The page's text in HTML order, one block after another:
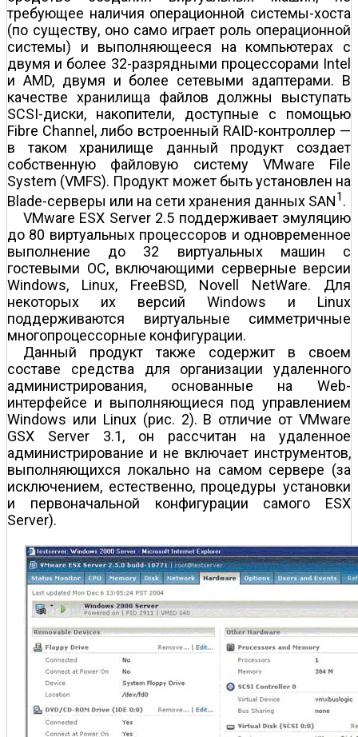
требующее наличия операционной системы-хоста
(по существу, оно само играет роль операционной
системы) и выполняющееся на компьютерах с
двумя и более 32-разрядными процессорами Intel
и AMD, двумя и более сетевыми адаптерами. В
качестве хранилища файлов должны выступать
SCSI-диски, накопители, доступные с помощью
Fibre Channel, либо встроенный RAID-контроллер —
в таком хранилище данный продукт создает
собственную файловую систему VMware File
System (VMFS). Продукт может быть установлен на
Blade-серверы или на сети хранения данных SAN1 .
VMware ESX Server 2.5 поддерживает эмуляцию
до 80 виртуальных процессоров и одновременное
выполнение до 32 виртуальных машин с
гостевыми ОС, включающими серверные версии
Windows, Linux, FreeBSD, Novell NetWare. Для
некоторых их версий Windows и Linux
поддерживаются виртуальные симметричные
многопроцессорные конфигурации.
Данный продукт также содержит в своем
составе средства для организации удаленного
администрирования, основанные на Web-
интерфейсе и выполняющиеся под управлением
Windows или Linux (рис. 2). В отличие от VMware
GSX Server 3.1, он рассчитан на удаленное
администрирование и не включает инструментов,
выполняющихся локально на самом сервере (за
исключением, естественно, процедуры установки
и первоначальной конфигурации самого ESX
Server).